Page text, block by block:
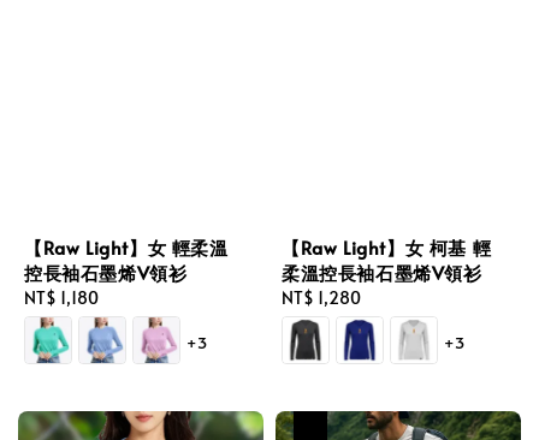
【Raw Light】女 輕柔溫
控長袖石墨烯V領衫
Regular
price
NT$ 1,180
+3
【Raw Light】女 柯基 輕
柔溫控長袖石墨烯V領衫
Regular
price
NT$ 1,280
+3